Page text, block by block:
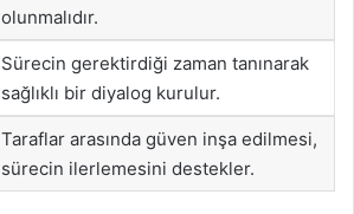
olunmalıdır.
Sürecin gerektirdiği zaman tanınarak
sağlıklı bir diyalog kurulur.
Taraflar arasında güven inşa edilmesi,
sürecin ilerlemesini destekler.